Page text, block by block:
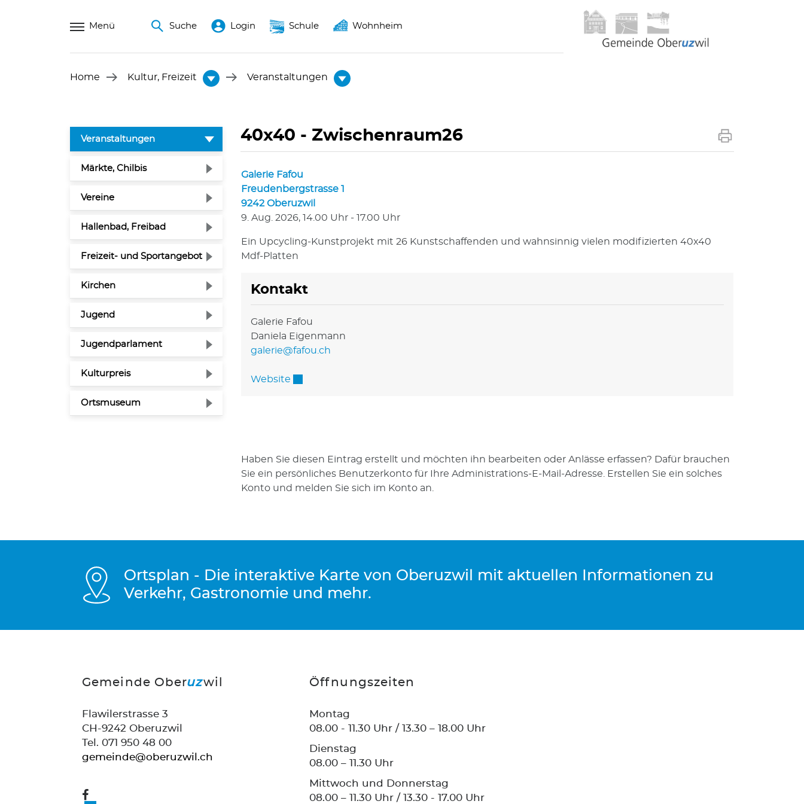
Menü Suche Login Schule Wohnheim
Home Kultur, Freizeit Veranstaltungen
Veranstaltungen(ausgewählt)
Märkte, Chilbis
Vereine
Hallenbad, Freibad
Freizeit- und Sportangebot
Kirchen
Jugend
Jugendparlament
Kulturpreis
Ortsmuseum
40x40 - Zwischenraum26
Galerie Fafou
Freudenbergstrasse 1
9242 Oberuzwil
9. Aug. 2026, 14.00 Uhr - 17.00 Uhr
Ein Upcycling-Kunstprojekt mit 26 Kunstschaffenden und wahnsinnig vielen modifizierten 40x40
Mdf-Platten
Kontakt
Galerie Fafou
Daniela Eigenmann
galerie@fafou.ch
Website
Haben Sie diesen Eintrag erstellt und möchten ihn bearbeiten oder Anlässe erfassen? Dafür brauchen
Sie ein persönliches Benutzerkonto für Ihre Administrations-E-Mail-Adresse. Erstellen Sie ein solches
Konto und melden Sie sich im Konto an.
Ortsplan - Die interaktive Karte von Oberuzwil mit aktuellen Informationen zu
Verkehr, Gastronomie und mehr.
Gemeinde Oberuzwil
Flawilerstrasse 3
CH-9242 Oberuzwil
Tel. 071 950 48 00
gemeinde@oberuzwil.ch
Öffnungszeiten
Montag
08.00 - 11.30 Uhr / 13.30 – 18.00 Uhr
Dienstag
08.00 – 11.30 Uhr
Mittwoch und Donnerstag
08.00 – 11.30 Uhr / 13.30 - 17.00 Uhr